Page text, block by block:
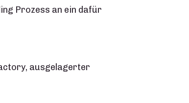
Prozess an ein dafür
ausgelagerter